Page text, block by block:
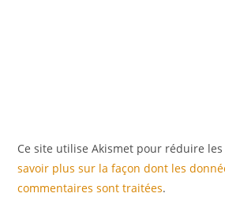
Ce site utilise Akismet pour réduire
savoir plus sur la façon dont les
commentaires sont traitées.